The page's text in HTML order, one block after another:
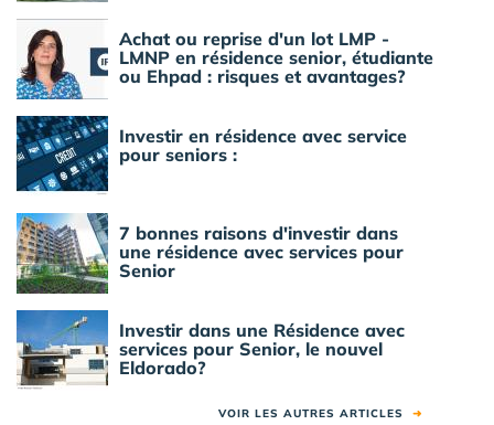
Achat ou reprise d'un lot LMP -
LMNP en résidence senior, étudiante
ou Ehpad : risques et avantages?
Investir en résidence avec service
pour seniors :
7 bonnes raisons d'investir dans
une résidence avec services pour
Senior
Investir dans une Résidence avec
services pour Senior, le nouvel
Eldorado?
VOIR LES AUTRES ARTICLES ➜